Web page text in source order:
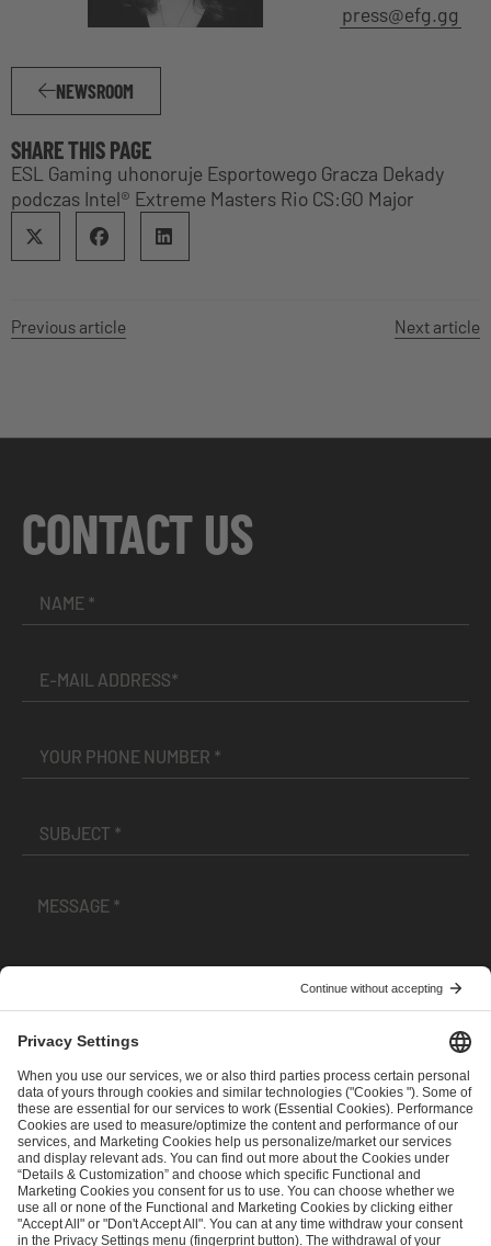
press@efg.gg
NEWSROOM
SHARE THIS PAGE
ESL Gaming uhonoruje Esportowego Gracza Dekady
podczas Intel® Extreme Masters Rio CS:GO Major
Previous article Next article
CONTACT US
andPrivacy Policy
SEND MESSAGE